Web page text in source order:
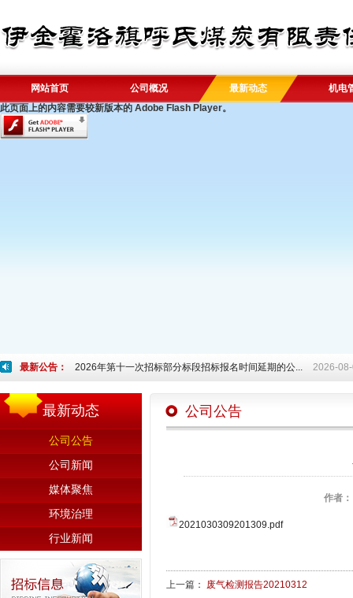
网站首页 公司概况 最新动态
机电
此页面上的内容需要较新版本的 Adobe Flash Player。
最新公告： 2026年第十一次招标部分标段招标报名时间延期的公... 2026-
最新动态
公司公告
公司新闻
媒体聚焦
环境治理
行业新闻
公司公告
作者：
2021030309201309.pdf
上一篇： 废气检测报告20210312